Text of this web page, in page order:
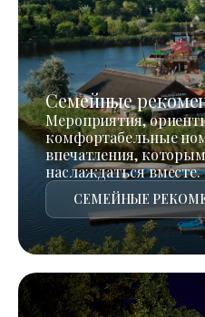
Семейные
Мероприятия,
комфортабельные
впечатления,
наслаждаться вместе.
СЕМЕЙНЫЕ